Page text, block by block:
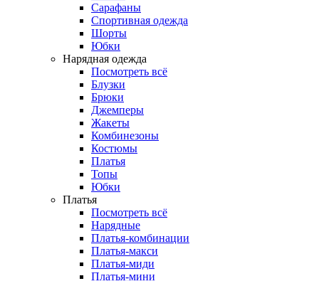
Сарафаны
Спортивная одежда
Шорты
Юбки
Нарядная одежда
Посмотреть всё
Блузки
Брюки
Джемперы
Жакеты
Комбинезоны
Костюмы
Платья
Топы
Юбки
Платья
Посмотреть всё
Нарядные
Платья-комбинации
Платья-макси
Платья-миди
Платья-мини